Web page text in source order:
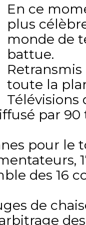
En ce
plus
monde de
battue.
toute la
Télévisions
par 90
pour le
des 16
de